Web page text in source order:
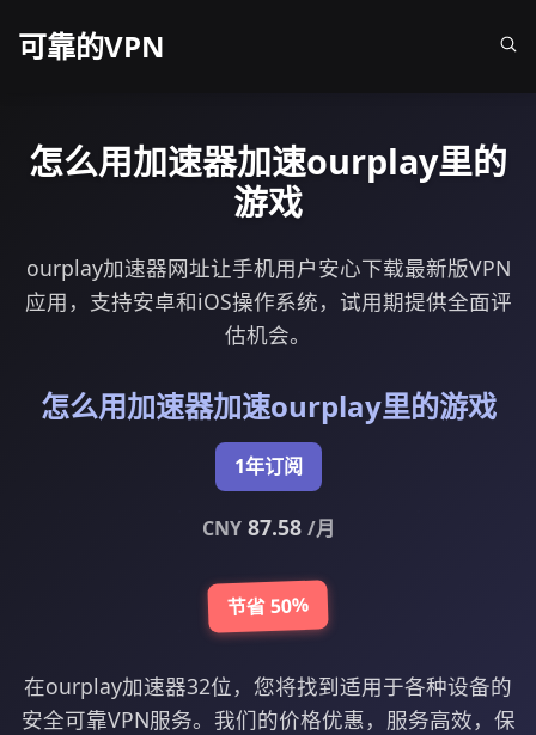
可靠的VPN
怎么用加速器加速ourplay里的
游戏
ourplay加速器网址让手机用户安心下载最新版VPN
应用，支持安卓和iOS操作系统，试用期提供全面评
估机会。
怎么用加速器加速ourplay里的游戏
1年订阅
CNY87.58 /月
节省 50%
在ourplay加速器32位，您将找到适用于各种设备的
安全可靠VPN服务。我们的价格优惠，服务高效，保